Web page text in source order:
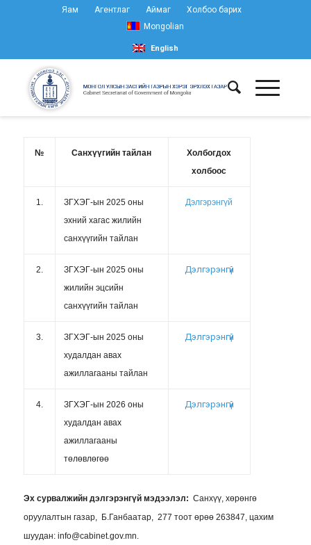
Яам Агентлаг Аймаг
Холбоо барих
Mongolian
English
№ Санхүүгийн тайлан
Холбогдох
холбоос
1.
ЗГХЭГ-ын 2025 оны
эхний хагас жилийн
санхүүгийн тайлан
Дэлгэрэнгүй
2.
ЗГХЭГ-ын 2025 оны
жилийн эцсийн
санхүүгийн тайлан
Дэлгэрэнгүй
3.
ЗГХЭГ-ын 2025 оны
худалдан авах
ажиллагааны тайлан
Дэлгэрэнгүй
4.
ЗГХЭГ-ын 2026 оны
худалдан авах
ажиллагааны
төлөвлөгөө
Дэлгэрэнгүй
Эх сурвалжийн дэлгэрэнгүй мэдээлэл: Санхүү, хөрөнгө
оруулалтын газар, Б.Ганбаатар, 277 тоот өрөө 263847, цахим
шуудан: info@cabinet.gov.mn.